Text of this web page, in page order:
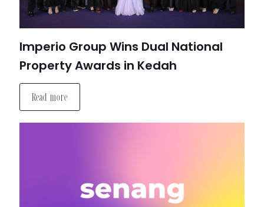
Imperio Group Wins Dual National
Property Awards in Kedah
Read more